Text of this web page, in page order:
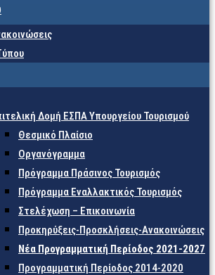
Δομή ΕΣΠΑ Υπουργείου Τουρισμού
Θεσμικό Πλαίσιο
Οργανόγραμμα
Πρόγραμμα Πράσινος Τουρισμός
Πρόγραμμα Εναλλακτικός Τουρισμός
Στελέχωση – Επικοινωνία
Προκηρύξεις-Προσκλήσεις-Ανακοινώσεις
Νέα Προγραμματική Περίοδος 2021-2027
Προγραμματική Περίοδος 2014-2020